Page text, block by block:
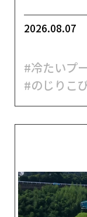
2026.08.07
#冷たいプ
#のじりこ